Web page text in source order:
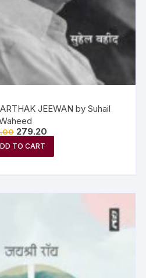
JEEWAN by Suhail
279.20
TO CART